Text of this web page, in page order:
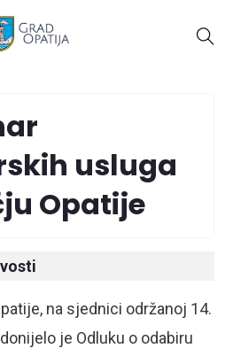
usluga
Opatije
na sjednici održanoj 14.
je Odluku o odabiru